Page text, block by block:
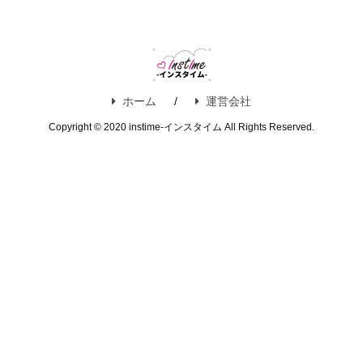
ホーム 運営会社
Copyright © 2020 instime-インスタイム All Rights Reserved.